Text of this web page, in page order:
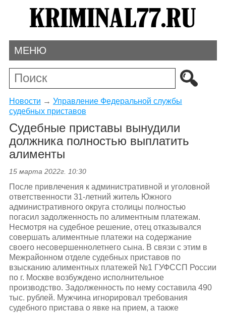
МЕНЮ
Новости → Управление Федеральной службы
судебных приставов
Судебные приставы вынудили
должника полностью выплатить
алименты
15 марта 2022г. 10:30
После привлечения к административной и уголовной
ответственности 31-летний житель Южного
административного округа столицы полностью
погасил задолженность по алиментным платежам.
Несмотря на судебное решение, отец отказывался
совершать алиментные платежи на содержание
своего несовершеннолетнего сына. В связи с этим в
Межрайонном отделе судебных приставов по
взысканию алиментных платежей №1 ГУФССП России
по г. Москве возбуждено исполнительное
производство. Задолженность по нему составила 490
тыс. рублей. Мужчина игнорировал требования
судебного пристава о явке на прием, а также